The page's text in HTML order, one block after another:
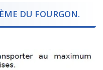
DU FOURGON.